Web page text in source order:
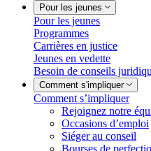
Pour les jeunes
Pour les jeunes
Programmes
Carrières en justice
Jeunes en vedette
Besoin de conseils
Comment s'impliquer
Comment s’impliquer
Rejoignez notre
Occasions d’emploi
Siéger au conseil
Bourses de